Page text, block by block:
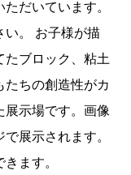
だいています。
い。 お子様が描
ブロック、粘土
たちの創造性がカ
展示場です。画像
展示されます。
ます。